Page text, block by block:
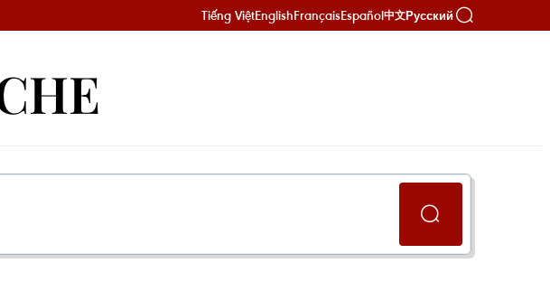
Tiếng ViệtEnglishFrançaisEspañol中文Русский